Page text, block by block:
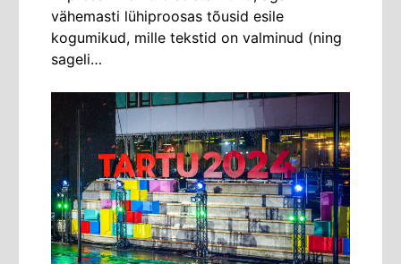
vähemasti lühiproosas tõusid esile
kogumikud, mille tekstid on valminud (ning
sageli…